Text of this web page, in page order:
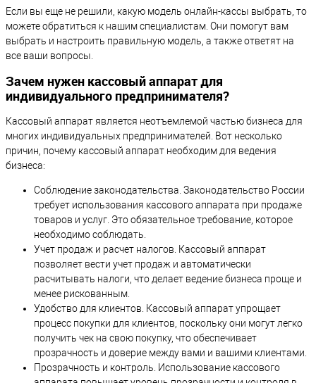
Если вы еще не решили, какую модель онлайн-кассы выбрать, то
можете обратиться к нашим специалистам. Они помогут вам
выбрать и настроить правильную модель, а также ответят на
все ваши вопросы.
Зачем нужен кассовый аппарат для
индивидуального предпринимателя?
Кассовый аппарат является неотъемлемой частью бизнеса для
многих индивидуальных предпринимателей. Вот несколько
причин, почему кассовый аппарат необходим для ведения
бизнеса:
Соблюдение законодательства. Законодательство России
требует использования кассового аппарата при продаже
товаров и услуг. Это обязательное требование, которое
необходимо соблюдать.
Учет продаж и расчет налогов. Кассовый аппарат
позволяет вести учет продаж и автоматически
расчитывать налоги, что делает ведение бизнеса проще и
менее рискованным.
Удобство для клиентов. Кассовый аппарат упрощает
процесс покупки для клиентов, поскольку они могут легко
получить чек на свою покупку, что обеспечивает
прозрачность и доверие между вами и вашими клиентами.
Прозрачность и контроль. Использование кассового